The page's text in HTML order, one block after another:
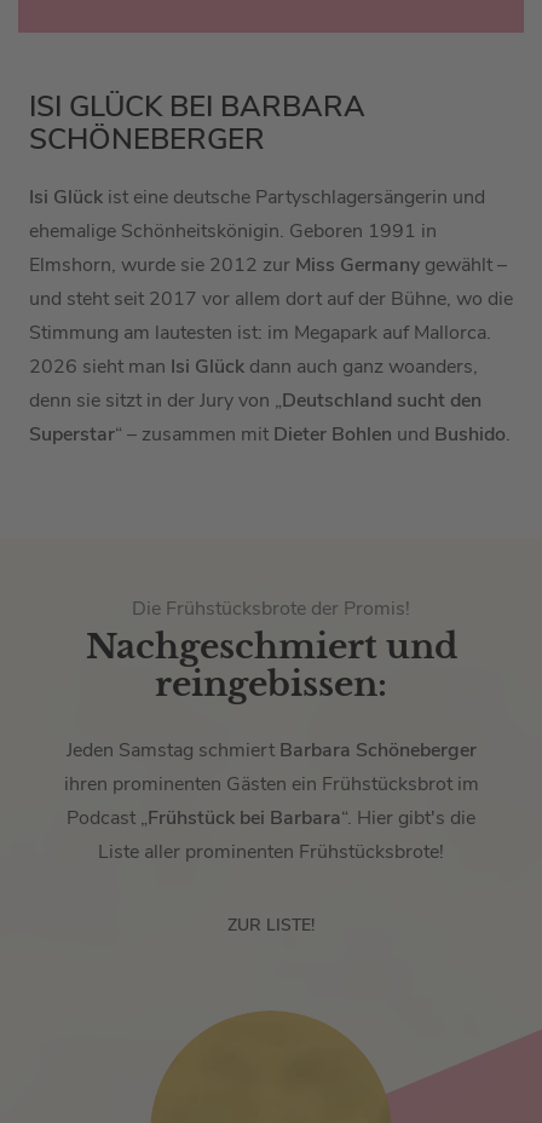
ISI GLÜCK BEI BARBARA
SCHÖNEBERGER
Isi Glück ist eine deutsche Partyschlagersängerin und
ehemalige Schönheitskönigin. Geboren 1991 in
Elmshorn, wurde sie 2012 zur Miss Germany gewählt –
und steht seit 2017 vor allem dort auf der Bühne, wo die
Stimmung am lautesten ist: im Megapark auf Mallorca.
2026 sieht man Isi Glück dann auch ganz woanders,
denn sie sitzt in der Jury von „Deutschland sucht den
Superstar“ – zusammen mit Dieter Bohlen und Bushido.
Die Frühstücksbrote der Promis!
Nachgeschmiert und
reingebissen:
Jeden Samstag schmiert Barbara Schöneberger
ihren prominenten Gästen ein Frühstücksbrot im
Podcast „Frühstück bei Barbara“. Hier gibt's die
Liste aller prominenten Frühstücksbrote!
ZUR LISTE!